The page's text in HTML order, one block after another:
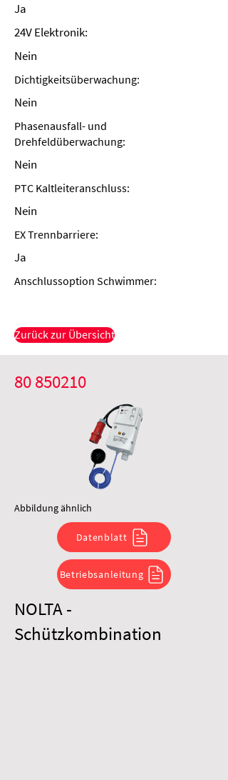
Ja
24V Elektronik:
Nein
Dichtigkeitsüberwachung:
Nein
Phasenausfall- und
Drehfeldüberwachung:
Nein
PTC Kaltleiteranschluss:
Nein
EX Trennbarriere:
Ja
Anschlussoption Schwimmer:
Zurück zur Übersicht
80 850210
Abbildung ähnlich
Datenblatt
Betriebsanleitung
NOLTA -
Schützkombination